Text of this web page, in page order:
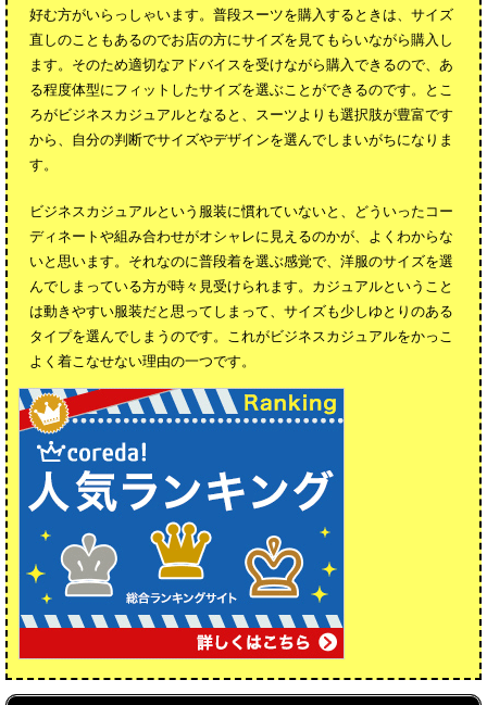
好む方がいらっしゃいます。普段スーツを購入するときは、サイズ
直しのこともあるのでお店の方にサイズを見てもらいながら購入し
ます。そのため適切なアドバイスを受けながら購入できるので、あ
る程度体型にフィットしたサイズを選ぶことができるのです。とこ
ろがビジネスカジュアルとなると、スーツよりも選択肢が豊富です
から、自分の判断でサイズやデザインを選んでしまいがちになりま
す。
ビジネスカジュアルという服装に慣れていないと、どういったコー
ディネートや組み合わせがオシャレに見えるのかが、よくわからな
いと思います。それなのに普段着を選ぶ感覚で、洋服のサイズを選
んでしまっている方が時々見受けられます。カジュアルということ
は動きやすい服装だと思ってしまって、サイズも少しゆとりのある
タイプを選んでしまうのです。これがビジネスカジュアルをかっこ
よく着こなせない理由の一つです。